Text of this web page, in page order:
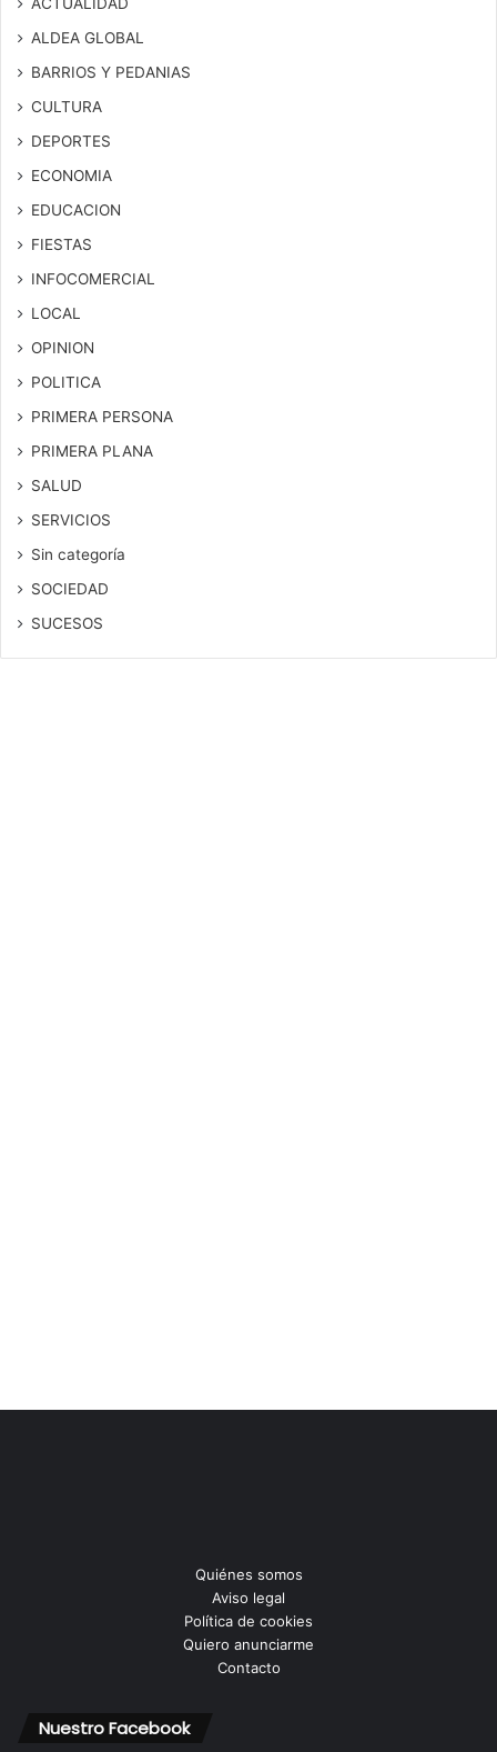
ALDEA GLOBAL
BARRIOS Y PEDANIAS
CULTURA
DEPORTES
ECONOMIA
EDUCACION
FIESTAS
INFOCOMERCIAL
LOCAL
OPINION
POLITICA
PRIMERA PERSONA
PRIMERA PLANA
SALUD
SERVICIOS
Sin categoría
SOCIEDAD
SUCESOS
Quiénes somos
Aviso legal
Política de cookies
Quiero anunciarme
Contacto
Nuestro Facebook